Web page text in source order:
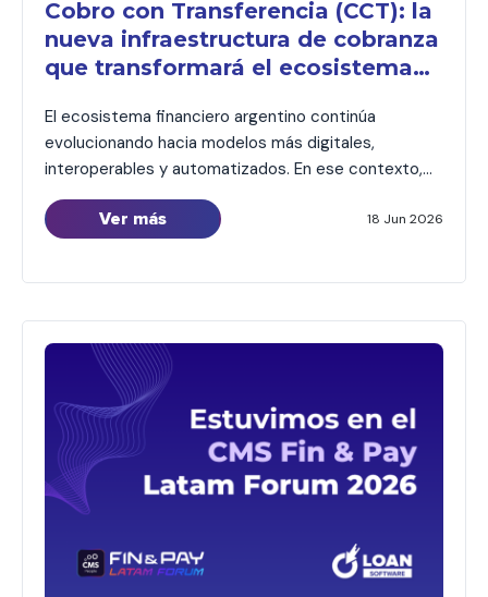
Cobro con Transferencia (CCT): la
nueva infraestructura de cobranza
que transformará el ecosistema
El ecosistema financiero argentino continúa
evolucionando hacia modelos más digitales,
interoperables y automatizados. En ese contexto,
COELSA presentó recientemente el nuevo esquema
de Cobro con Transferencia (CCT), una iniciativa
producción está prevista para […]
Ver más 18 Jun 2026